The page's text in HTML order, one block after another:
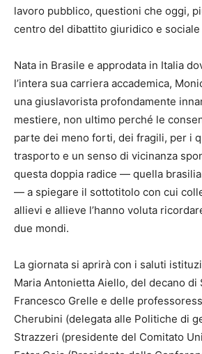
lavoro pubblico, questioni che oggi,
centro del dibattito giuridico e
Nata in Brasile e approdata in Italia
l’intera sua carriera accademica,
una giuslavorista profondamente
mestiere, non ultimo perché le
parte dei meno forti, dei fragili, per i
trasporto e un senso di vicinanza
questa doppia radice — quella
— a spiegare il sottotitolo con cui
allievi e allieve l’hanno voluta
due mondi.
La giornata si aprirà con i saluti
Maria Antonietta Aiello, del decano
Francesco Grelle e delle
Cherubini (delegata alle Politiche di
Strazzeri (presidente del Comitato